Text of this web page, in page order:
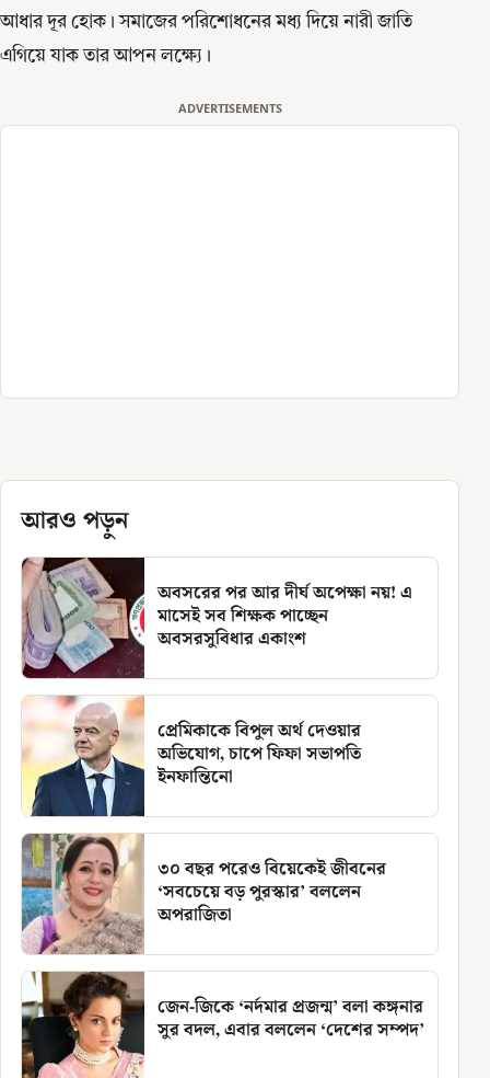
আধার দূর হোক। সমাজের পরিশোধনের মধ্য দিয়ে নারী জাতি
এগিয়ে যাক তার আপন লক্ষ্যে।
ADVERTISEMENTS
আরও পড়ুন
অবসরের পর আর দীর্ঘ অপেক্ষা নয়! এ
মাসেই সব শিক্ষক পাচ্ছেন
অবসরসুবিধার একাংশ
প্রেমিকাকে বিপুল অর্থ দেওয়ার
অভিযোগ, চাপে ফিফা সভাপতি
ইনফান্তিনো
৩০ বছর পরেও বিয়েকেই জীবনের
‘সবচেয়ে বড় পুরস্কার’ বললেন
অপরাজিতা
জেন-জিকে ‘নর্দমার প্রজন্ম’ বলা কঙ্গনার
সুর বদল, এবার বললেন ‘দেশের সম্পদ’